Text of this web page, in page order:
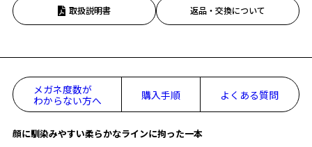
取扱説明書 返品・交換について
メガネ度数が
わからない方へ
購入手順 よくある質問
顔に馴染みやすい柔らかなラインに拘った一本